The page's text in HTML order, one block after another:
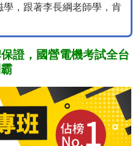
，跟著李長綱老師學，肯
證，國營電機考試全台